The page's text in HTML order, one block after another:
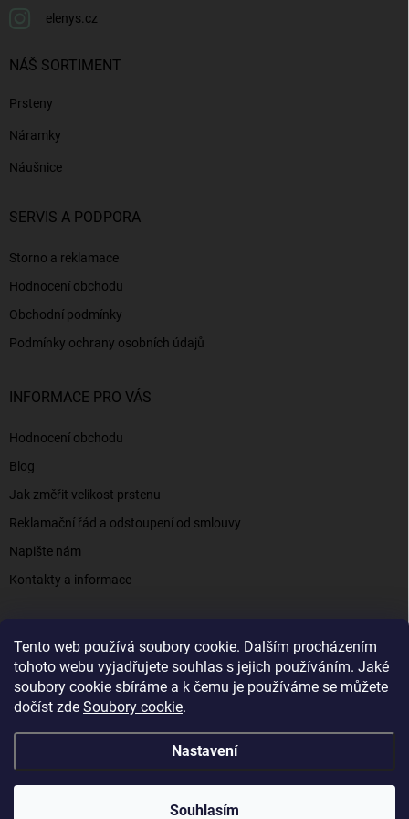
Tento web používá soubory cookie. Dalším procházením
tohoto webu vyjadřujete souhlas s jejich používáním. Jaké
soubory cookie sbíráme a k čemu je používáme se můžete
dočíst zde Soubory cookie.
Nastavení
Souhlasím
elenys.cz
NÁŠ SORTIMENT
Prsteny
Náramky
Náušnice
SERVIS A PODPORA
Storno a reklamace
Hodnocení obchodu
Obchodní podmínky
Podmínky ochrany osobních údajů
INFORMACE PRO VÁS
Hodnocení obchodu
Blog
Jak změřit velikost prstenu
Reklamační řád a odstoupení od smlouvy
Napište nám
Kontakty a informace
Elenys.cz - šperky, kterým věříte už od roku 2016
Vytvořil Shoptet